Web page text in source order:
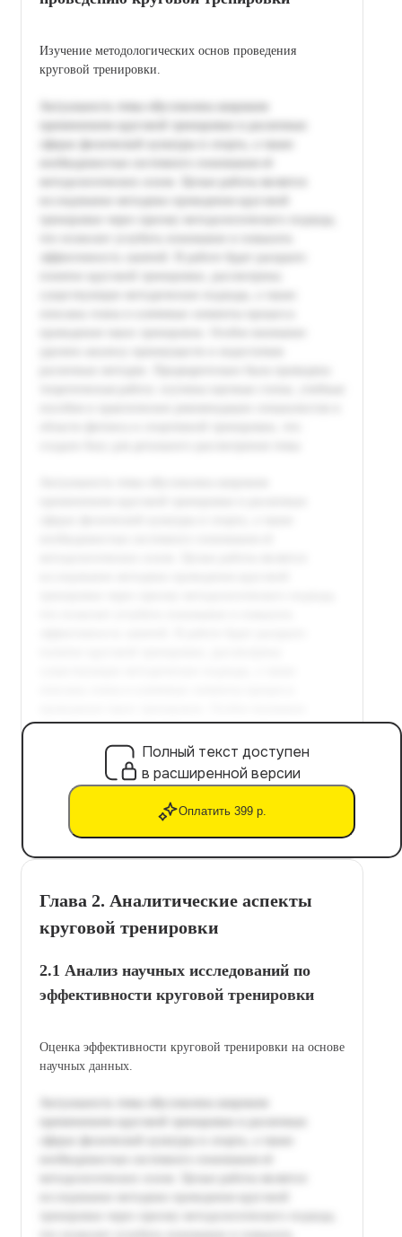
Изучение методологических основ проведения
круговой тренировки.
Полный текст доступен
в расширенной версии
Оплатить 399 р.
Глава 2. Аналитические аспекты
круговой тренировки
2.1 Анализ научных исследований по
эффективности круговой тренировки
Оценка эффективности круговой тренировки на основе
научных данных.